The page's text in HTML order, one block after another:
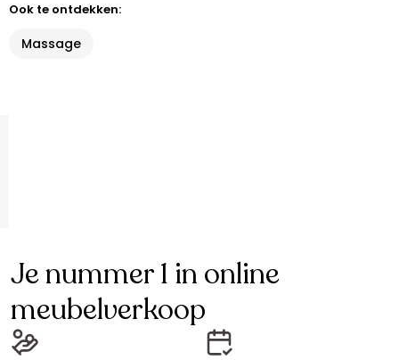
Ook te ontdekken:
Massage
Je nummer 1 in online
meubelverkoop